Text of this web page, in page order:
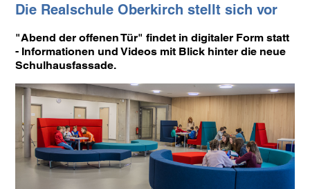
Die Realschule Oberkirch stellt sich vor
"Abend der offenen Tür" findet in digitaler Form statt
- Informationen und Videos mit Blick hinter die neue
Schulhausfassade.